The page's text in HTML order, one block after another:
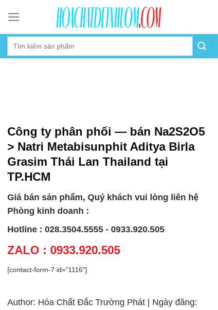
content
Công ty phân phối — bán Na2S2O5
> Natri Metabisunphit Aditya Birla
Grasim Thái Lan Thailand tại
TP.HCM
Giá bán sản phẩm, Quý khách vui lòng liên hệ
Phòng kinh doanh :
Hotline : 028.3504.5555 - 0933.920.505
ZALO : 0933.920.505
[contact-form-7 id="1116"]
Author: Hóa Chất Đắc Trường Phát | Ngày đăng: